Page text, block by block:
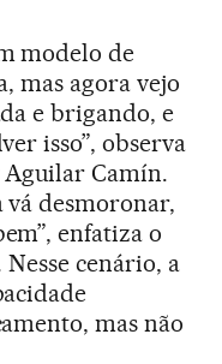
modelo de
mas agora vejo
e brigando, e
isso”, observa
Camín.
vá desmoronar,
enfatiza o
cenário, a
mas não